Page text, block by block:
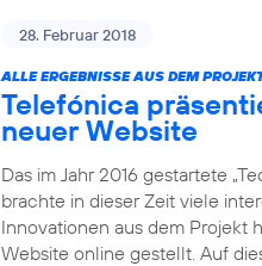
28. Februar 2018
ALLE ERGEBNISSE AUS DEM
Telefónica
neuer Website
Das im Jahr 2016 gestartete
brachte in dieser Zeit viele
Innovationen aus dem Projekt
Website online gestellt. Auf